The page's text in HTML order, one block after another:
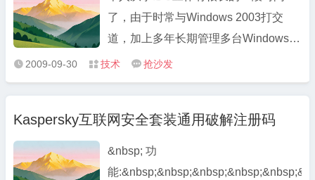
了，由于时常与Windows 2003打交
道，加上多年长期管理多台Windows
2003虚拟主机，所以对windows 2003
的系统安全与IIS设置方面有着自己的独
来与大家一同分享。 在实际生活中，我
们有许多客户常抱怨自己的服务器老 ...
 2009-09-30  技术  抢沙发
Kaspersky互联网安全套装通用破解注册码
&nbsp; 功
能